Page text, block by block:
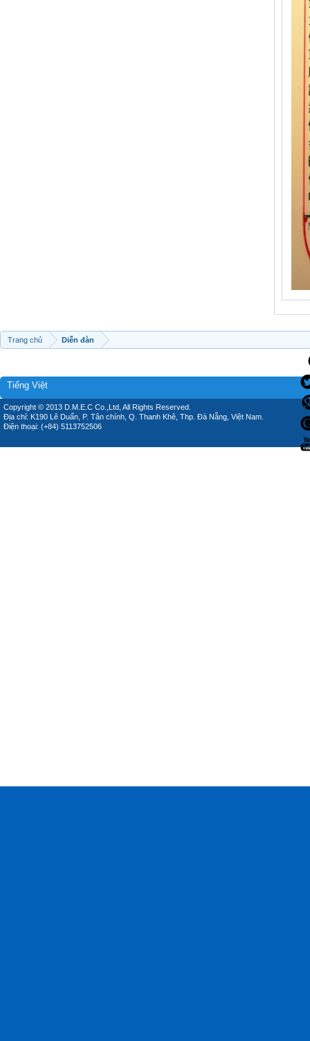
Trang chủ Diễn đàn
Tiếng Việt
Copyright © 2013 D.M.E.C Co.,Ltd, All Rights Reserved.
Địa chỉ: K190 Lê Duẩn, P. Tân chính, Q. Thanh Khê, Thp. Đà Nẵng, Việt Nam.
Điện thoại: (+84) 5113752506